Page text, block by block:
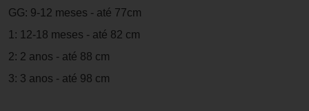
GG: 9-12 meses - até 77cm
1: 12-18 meses - até 82 cm
2: 2 anos - até 88 cm
3: 3 anos - até 98 cm